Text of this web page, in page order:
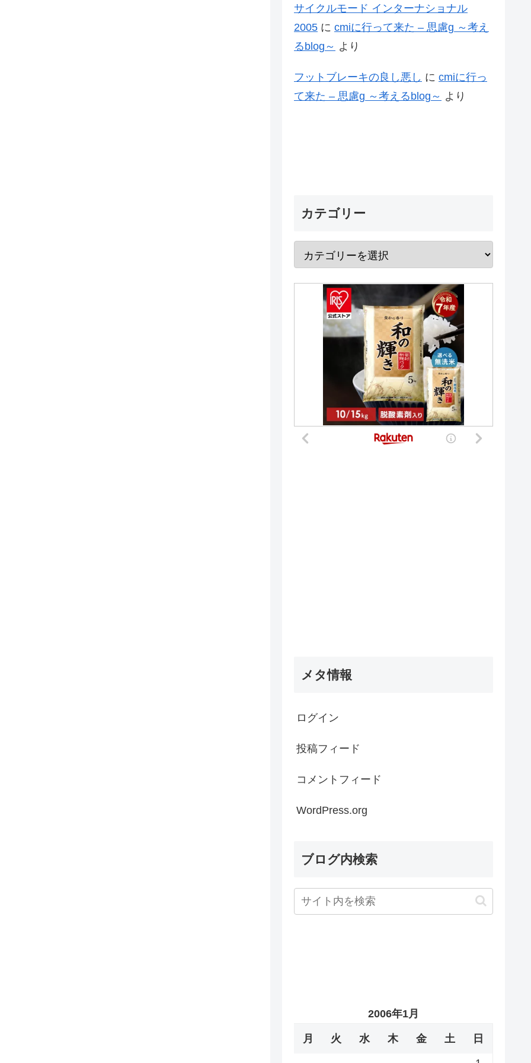
サイクルモード インターナショナル
2005 に cmiに行って来た – 思慮g ～考え
るblog～ より
フットブレーキの良し悪し に cmiに行っ
て来た – 思慮g ～考えるblog～ より
カテゴリー
メタ情報
ログイン
投稿フィード
コメントフィード
WordPress.org
ブログ内検索
2006年1月
月 火 水 木 金 土 日